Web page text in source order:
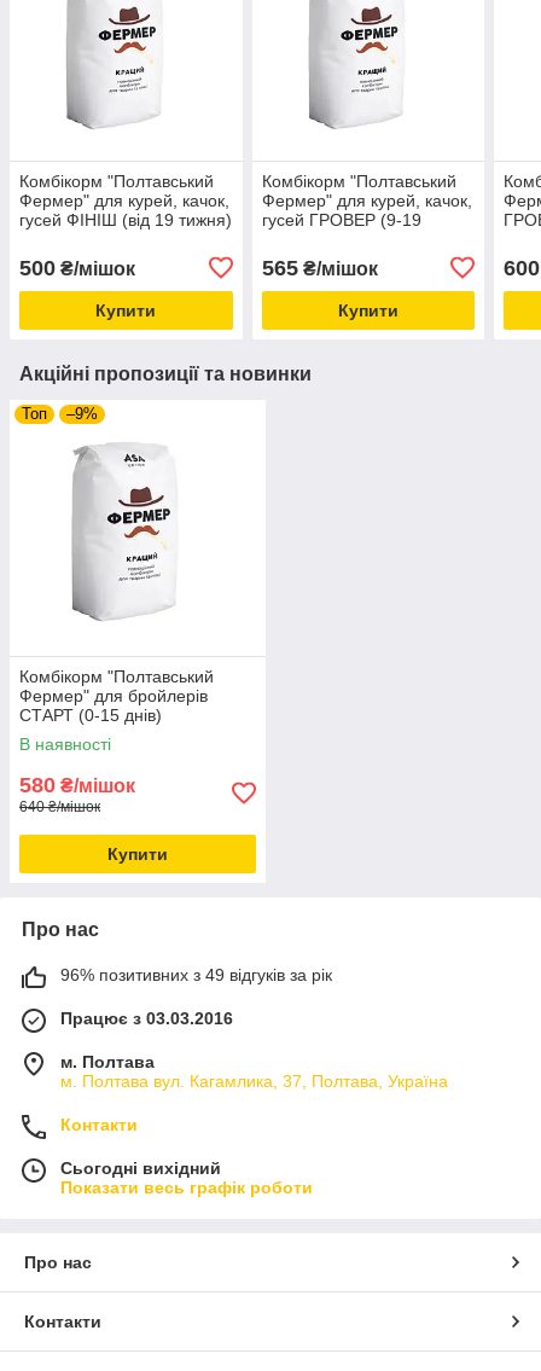
Комбікорм "Полтавський
Фермер" для курей, качок,
гусей ФІНІШ (від 19 тижня)
500 ₴/мішок
Купити
Комбікорм "Полтавський
Фермер" для курей, качок,
гусей ГРОВЕР (9-19
565₴/мішок
Купити
600
Акційні пропозиції та новинки
Топ –9%
Комбікорм "Полтавський
Фермер" для бройлерів
СТАРТ (0-15 днів)
В наявності
580 ₴/мішок
640 ₴/мішок
Купити
Про нас
96% позитивних з 49 відгуків за рік
Працює з 03.03.2016
м. Полтава
м. Полтава вул. Кагамлика, 37, Полтава, Україна
Контакти
Сьогодні вихідний
Показати весь графік роботи
Про нас
Контакти